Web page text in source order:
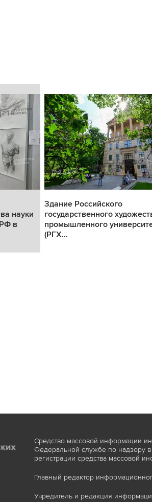
науки
в
Здание Российского
государственного
промышленного
(РГХ...
Средство массовой информации
Федеральной службе по надзору
регистрации средства массовой
Главный редактор
Учредитель и редакция